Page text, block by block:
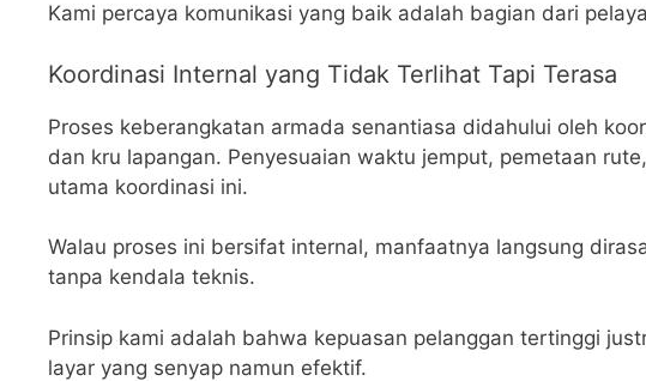
Kami percaya komunikasi yang baik adalah bagian dari
Koordinasi Internal yang Tidak Terlihat Tapi Terasa
Proses keberangkatan armada senantiasa didahului oleh
dan kru lapangan. Penyesuaian waktu jemput, pemetaan
utama koordinasi ini.
Walau proses ini bersifat internal, manfaatnya langsung
tanpa kendala teknis.
Prinsip kami adalah bahwa kepuasan pelanggan tertinggi
layar yang senyap namun efektif.